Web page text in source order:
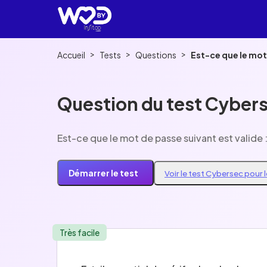
Accueil > Tests > Questions > Est-ce que le
Question du test
Est-ce que le mot de passe suivant est valide
Démarrer le test Voir le test Cybersec pour
Très facile